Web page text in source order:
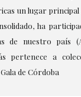
un lugar principal
ha
de nuestro país
pertenece a
de Córdoba